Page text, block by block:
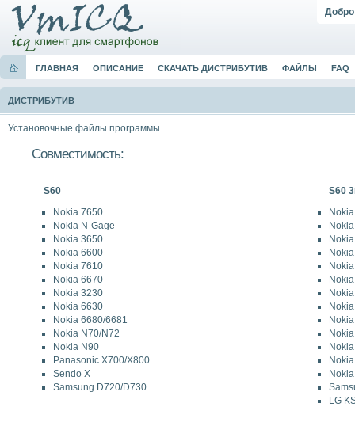
ГЛАВНАЯ ОПИСАНИЕ СКАЧАТЬ ДИСТРИБУТИВ ФАЙЛЫ FAQ
ДИСТРИБУТИВ
Установочные файлы программы
Совместимость:
S60
Nokia 7650
Nokia N-Gage
Nokia 3650
Nokia 6600
Nokia 7610
Nokia 6670
Nokia 3230
Nokia 6630
Nokia 6680/6681
Nokia N70/N72
Nokia N90
Panasonic X700/X800
Sendo X
Samsung D720/D730
S60
LG